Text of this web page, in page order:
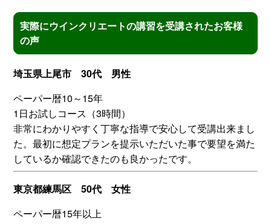
実際にウインクリエートの講習を受講されたお客様
の声
埼玉県上尾市 30代 男性
ペーパー暦10～15年
1日お試しコース（3時間）
非常にわかりやすく丁寧な指導で安心して受講出来まし
た。最初に想定プランを提示いただいた事で要望を満た
しているか確認できたのも良かったです。
東京都練馬区 50代 女性
ペーパー暦15年以上